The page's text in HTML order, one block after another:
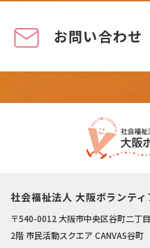
お問い合わせ
社会福祉法人 大阪ボランティ
〒540-0012 大阪市中央区谷町二丁
2階 市民活動スクエア CANVAS谷町